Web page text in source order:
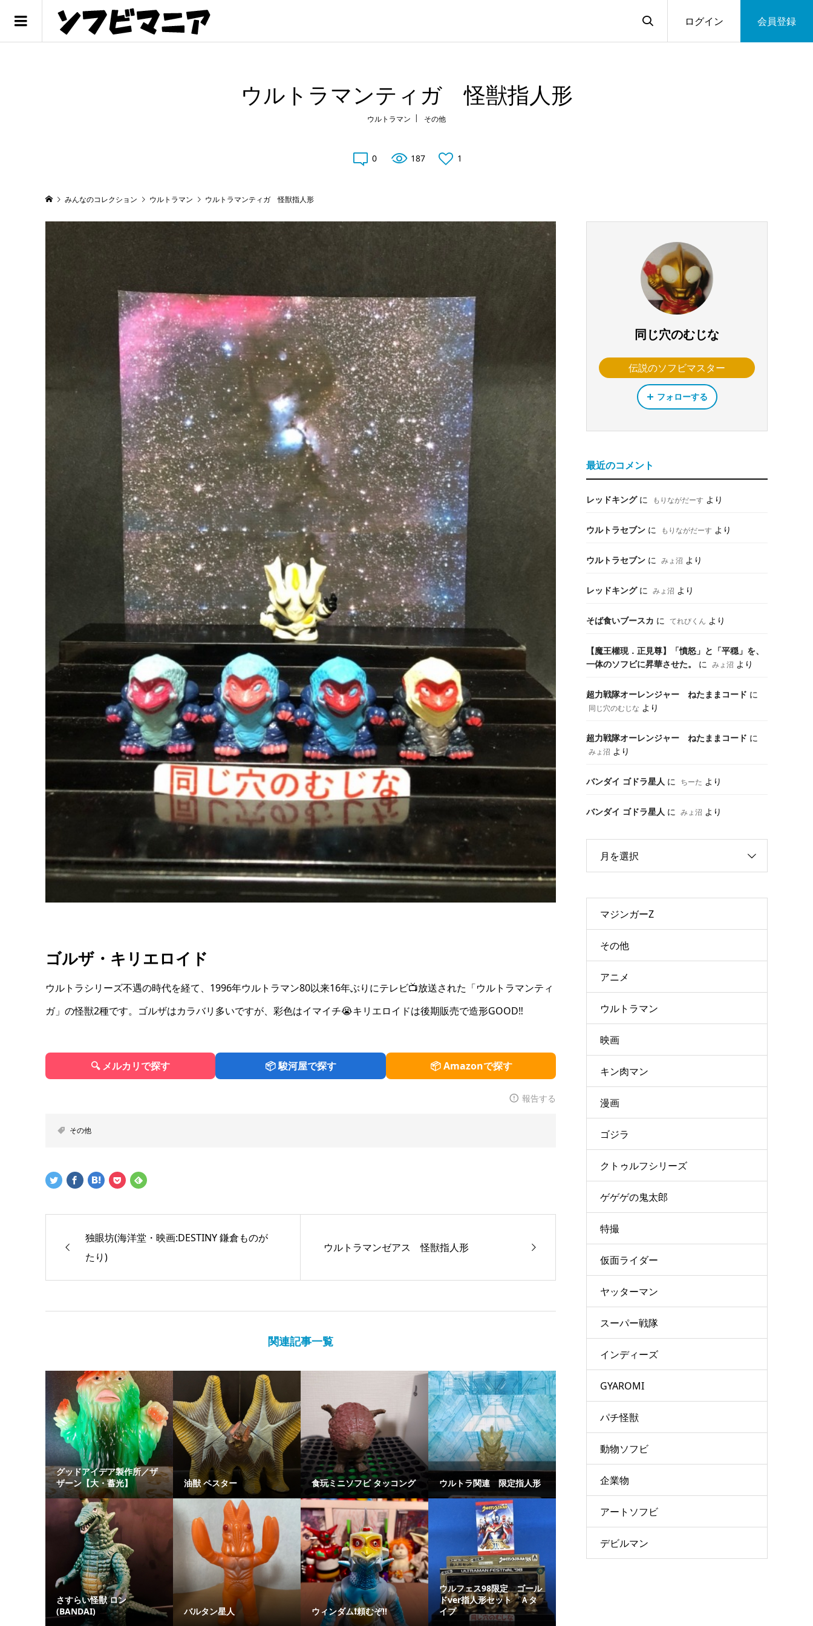
ログイン 会員登録
ウルトラマンティガ 怪獣指人形
ウルトラマン その他
0 187 1
みんなのコレクション ウルトラマン ウルトラマンティガ 怪獣指人形
ゴルザ・キリエロイド
ウルトラシリーズ不遇の時代を経て、1996年ウルトラマン80以来16年ぶりにテレビ📺放送された「ウルトラマンティ
ガ」の怪獣2種です。ゴルザはカラバリ多いですが、彩色はイマイチ😭キリエロイドは後期販売で造形GOOD‼️
🔍 メルカリで探す 📦 駿河屋で探す 📦 Amazonで探す
報告する
その他
独眼坊(海洋堂・映画:DESTINY 鎌倉ものが
たり)
ウルトラマンゼアス 怪獣指人形
関連記事一覧
グッドアイデア製作所／ザ
ザーン【大・蓄光】
油獣 ペスター 食玩ミニソフビ タッコング ウルトラ関連 限定指人形
さすらい怪獣 ロン
(BANDAI)
バルタン星人 ウィンダム❗️頼むぞ‼️
ウルフェス98限定 ゴール
ドver指人形セット Ａタ
イプ
同じ穴のむじな
伝説のソフビマスター
フォローする
最近のコメント
レッドキングに もりながだーす より
ウルトラセブン に もりながだーす より
ウルトラセブン に みょ沼 より
レッドキングに みょ沼 より
そば食いブースカ に てれびくん より
【魔王權現．正見尊】「憤怒」と「平穏」を、
一体のソフビに昇華させた。
に みょ沼 より
超力戦隊オーレンジャー ねたままコード に
同じ穴のむじな より
超力戦隊オーレンジャー ねたままコード に
みょ沼 より
バンダイ ゴドラ星人 に ちーた より
バンダイ ゴドラ星人 に みょ沼 より
月を選択
マジンガーZ
その他
アニメ
ウルトラマン
映画
キン肉マン
漫画
ゴジラ
クトゥルフシリーズ
ゲゲゲの鬼太郎
特撮
仮面ライダー
ヤッターマン
スーパー戦隊
インディーズ
GYAROMI
パチ怪獣
動物ソフビ
企業物
アートソフビ
デビルマン